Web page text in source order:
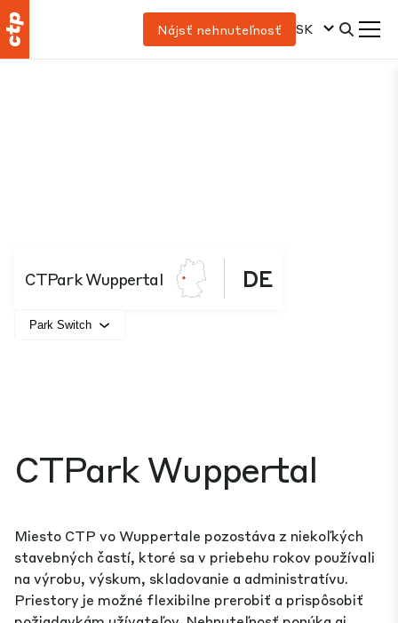
Nájsť nehnuteľnosť SK
CTPark Wuppertal DE
Park Switch
CTPark Wuppertal
Miesto CTP vo Wuppertale pozostáva z niekoľkých
stavebných častí, ktoré sa v priebehu rokov používali
na výrobu, výskum, skladovanie a administratívu.
Priestory je možné flexibilne prerobiť a prispôsobiť